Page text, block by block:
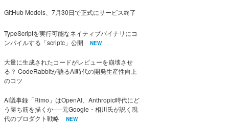
GitHub Models、7月30日で正式にサービス終了
TypeScriptを実行可能なネイティブバイナリにコ
ンパイルする「scriptc」公開
NEW
大量に生成されたコードがレビューを崩壊させ
る？ CodeRabbitが語るAI時代の開発生産性向上
のコツ
AI議事録「Rimo」はOpenAI、Anthropic時代にど
う勝ち筋を描くか──元Google・相川氏が説く現
代のプロダクト戦略
NEW